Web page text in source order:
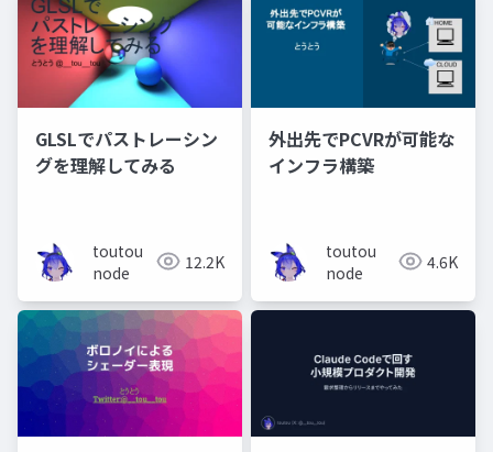
GLSLでパストレーシン
グを理解してみる
toutou
node
12.2K
外出先でPCVRが可能な
インフラ構築
toutou
node
4.6K